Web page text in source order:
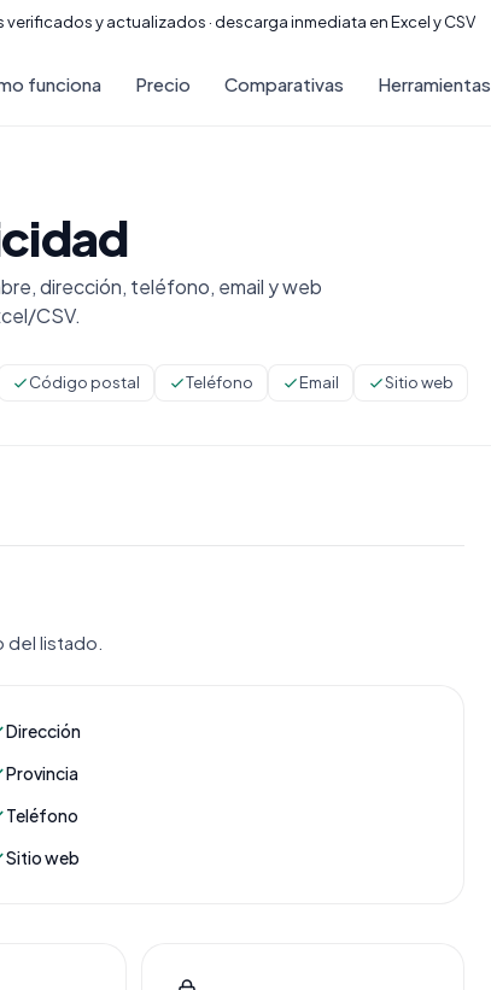
verificados y actualizados · descarga inmediata en Excel y CSV
funciona Precio Comparativas Herramientas
dirección, teléfono, email y web
CSV.
Código postal Teléfono Email Sitio web
listado.
Dirección
Provincia
Teléfono
Sitio web